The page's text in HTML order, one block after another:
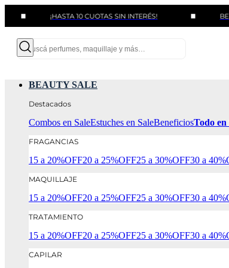
¡HASTA 10 CUOTAS SIN INTERÉS!
BEAUTY SALE
Destacados
Combos en SaleEstuches en SaleBeneficiosTodo en
FRAGANCIAS
15 a 20%OFF20 a 25%OFF25 a 30%OFF30 a
MAQUILLAJE
15 a 20%OFF20 a 25%OFF25 a 30%OFF30 a
TRATAMIENTO
15 a 20%OFF20 a 25%OFF25 a 30%OFF30 a
CAPILAR